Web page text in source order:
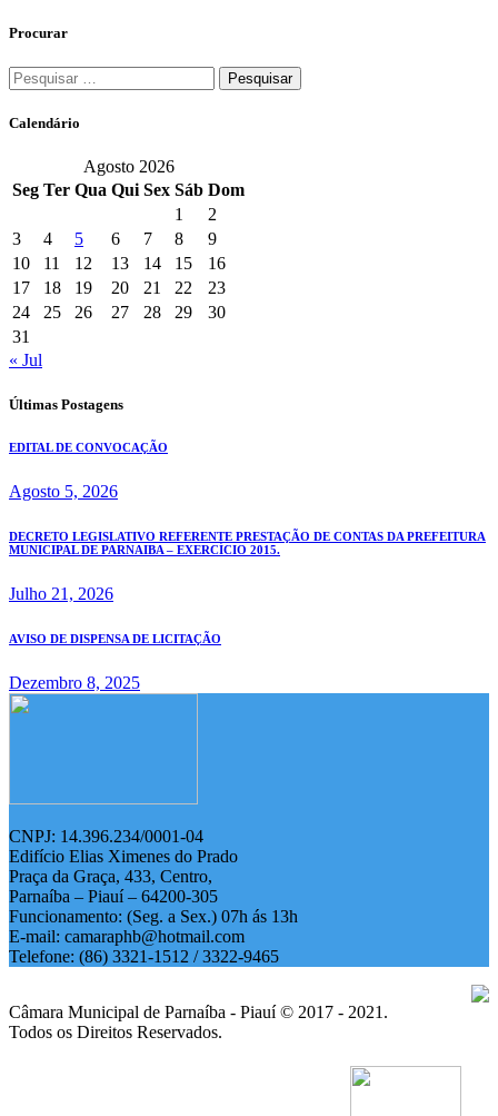
Procurar
Pesquisar
por:
Calendário
Agosto 2026
Seg Ter Qua Qui Sex Sáb Dom
1
2
3
4 5 6 7 8
9
10
11 12 13 14 15
16
17
18 19 20 21 22
23
24
25 26 27 28 29
30
31
« Jul
Últimas Postagens
EDITAL DE CONVOCAÇÃO
Agosto 5, 2026
DECRETO LEGISLATIVO REFERENTE PRESTAÇÃO DE CONTAS DA PREFEITURA
MUNICIPAL DE PARNAIBA – EXERCÍCIO 2015.
Julho 21, 2026
AVISO DE DISPENSA DE LICITAÇÃO
Dezembro 8, 2025
CNPJ: 14.396.234/0001-04
Edifício Elias Ximenes do Prado
Praça da Graça, 433, Centro,
Parnaíba – Piauí – 64200-305
Funcionamento: (Seg. a Sex.) 07h ás 13h
E-mail: camaraphb@hotmail.com
Telefone: (86) 3321-1512 / 3322-9465
Câmara Municipal de Parnaíba - Piauí © 2017 - 2021.
Todos os Direitos Reservados.